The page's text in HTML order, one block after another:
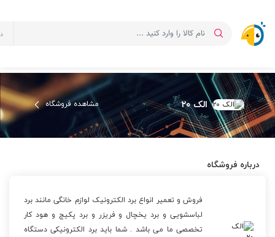
الک ۲۰ مشاهده فروشگاه
درباره فروشگاه
فروش و تعمیر انواع برد الکترونیک لوازم خانگی مانند برد
لباسشویی و برد یخچال و فریزر و برد پکیج و هود کار
تخصصی ما می باشد . شما باید برد الکترونیکی دستگاه